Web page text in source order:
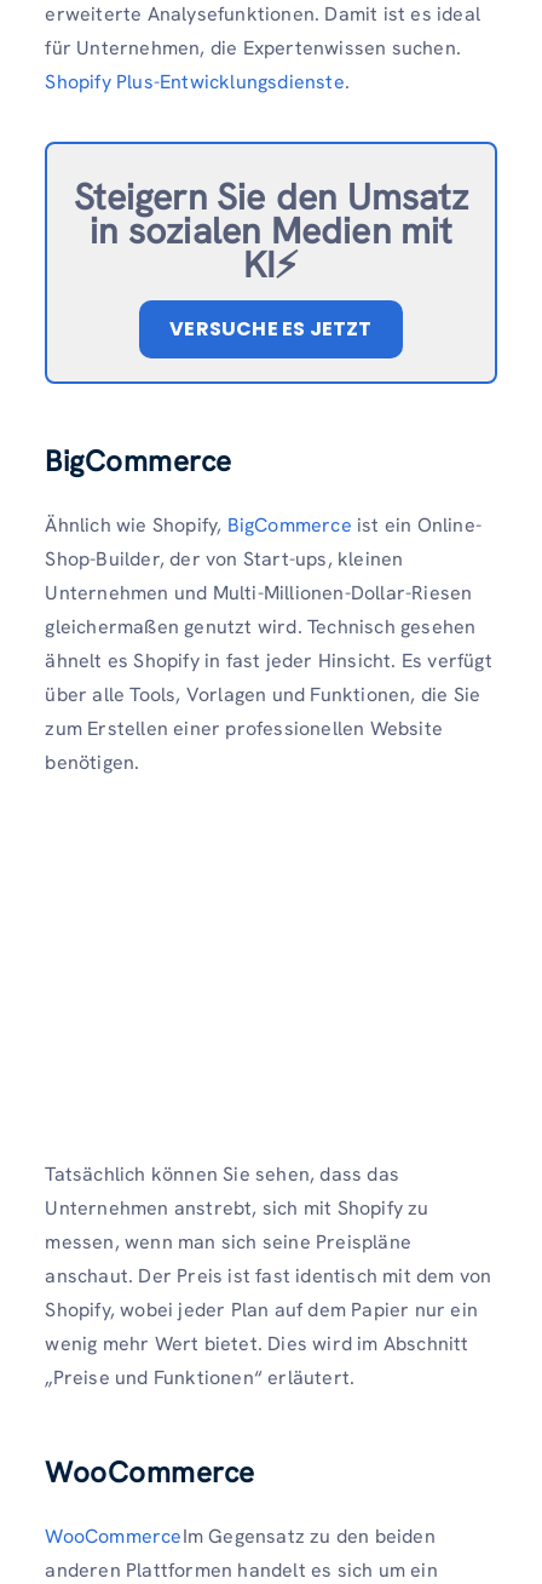
erweiterte Analysefunktionen. Damit ist es ideal
für Unternehmen, die Expertenwissen suchen.
Shopify Plus-Entwicklungsdienste.
Steigern Sie den Umsatz
in sozialen Medien mit
KI⚡️
VERSUCHE ES JETZT
BigCommerce
Ähnlich wie Shopify, BigCommerce ist ein Online-
Shop-Builder, der von Start-ups, kleinen
Unternehmen und Multi-Millionen-Dollar-Riesen
gleichermaßen genutzt wird. Technisch gesehen
ähnelt es Shopify in fast jeder Hinsicht. Es verfügt
über alle Tools, Vorlagen und Funktionen, die Sie
zum Erstellen einer professionellen Website
benötigen.
Tatsächlich können Sie sehen, dass das
Unternehmen anstrebt, sich mit Shopify zu
messen, wenn man sich seine Preispläne
anschaut. Der Preis ist fast identisch mit dem von
Shopify, wobei jeder Plan auf dem Papier nur ein
wenig mehr Wert bietet. Dies wird im Abschnitt
„Preise und Funktionen“ erläutert.
WooCommerce
WooCommerceIm Gegensatz zu den beiden
anderen Plattformen handelt es sich um ein